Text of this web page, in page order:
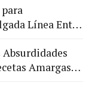
Línea Entre
Amargas